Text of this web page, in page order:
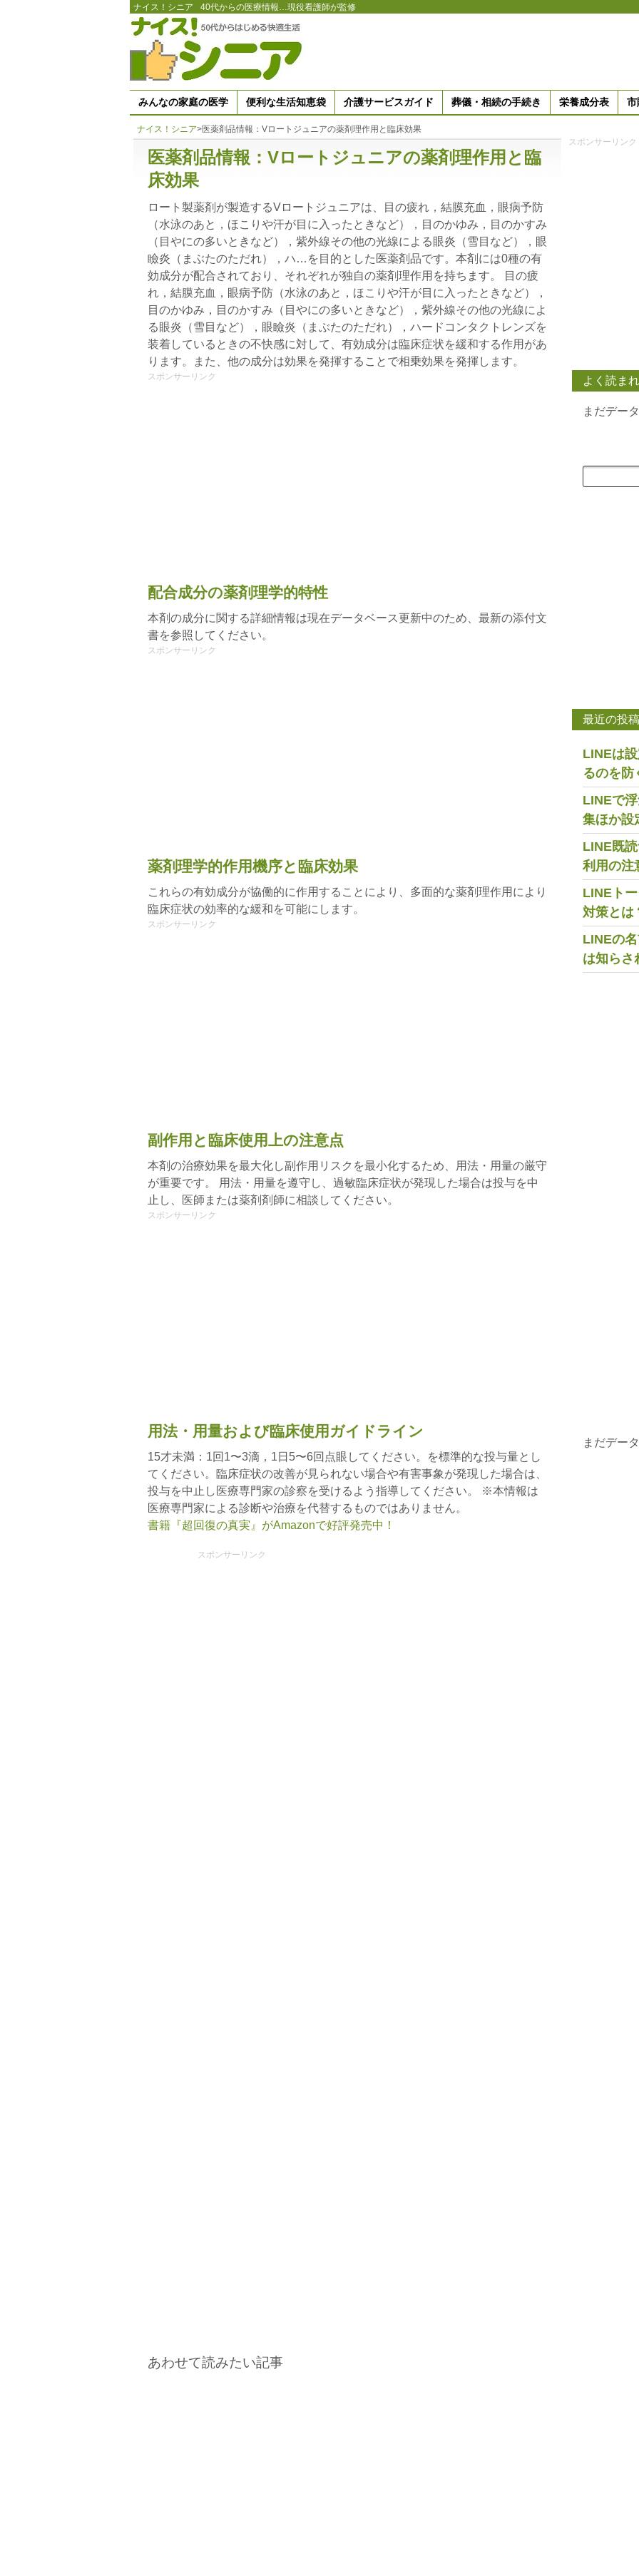
ナイス！シニア 40代からの医療情報…現役看護師が監修
みんなの家庭の医学 便利な生活知恵袋 介護サービスガイド 葬儀・相続の手続き 栄養成分表 市
ナイス！シニア>医薬剤品情報：Vロートジュニアの薬剤理作用と臨床効果
医薬剤品情報：Vロートジュニアの薬剤理作用と臨
床効果
ロート製薬剤が製造するVロートジュニアは、目の疲れ，結膜充血，眼病予防
（水泳のあと，ほこりや汗が目に入ったときなど），目のかゆみ，目のかすみ
（目やにの多いときなど），紫外線その他の光線による眼炎（雪目など），眼
瞼炎（まぶたのただれ），ハ…を目的とした医薬剤品です。本剤には0種の有
効成分が配合されており、それぞれが独自の薬剤理作用を持ちます。 目の疲
れ，結膜充血，眼病予防（水泳のあと，ほこりや汗が目に入ったときなど），
目のかゆみ，目のかすみ（目やにの多いときなど），紫外線その他の光線によ
る眼炎（雪目など），眼瞼炎（まぶたのただれ），ハードコンタクトレンズを
装着しているときの不快感に対して、有効成分は臨床症状を緩和する作用があ
ります。また、他の成分は効果を発揮することで相乗効果を発揮します。
スポンサーリンク
配合成分の薬剤理学的特性
本剤の成分に関する詳細情報は現在データベース更新中のため、最新の添付文
書を参照してください。
スポンサーリンク
薬剤理学的作用機序と臨床効果
これらの有効成分が協働的に作用することにより、多面的な薬剤理作用により
臨床症状の効率的な緩和を可能にします。
スポンサーリンク
副作用と臨床使用上の注意点
本剤の治療効果を最大化し副作用リスクを最小化するため、用法・用量の厳守
が重要です。 用法・用量を遵守し、過敏臨床症状が発現した場合は投与を中
止し、医師または薬剤剤師に相談してください。
スポンサーリンク
用法・用量および臨床使用ガイドライン
15才未満：1回1〜3滴，1日5〜6回点眼してください。を標準的な投与量とし
てください。臨床症状の改善が見られない場合や有害事象が発現した場合は、
投与を中止し医療専門家の診察を受けるよう指導してください。 ※本情報は
医療専門家による診断や治療を代替するものではありません。
書籍『超回復の真実』がAmazonで好評発売中！
スポンサーリンク
あわせて読みたい記事
スポンサーリンク
よく読ま
まだデー
最近の投稿
LINEは
るのを防
LINEで
集ほか設
LINE既
利用の注
LINEト
対策とは
LINEの
は知らさ
まだデー